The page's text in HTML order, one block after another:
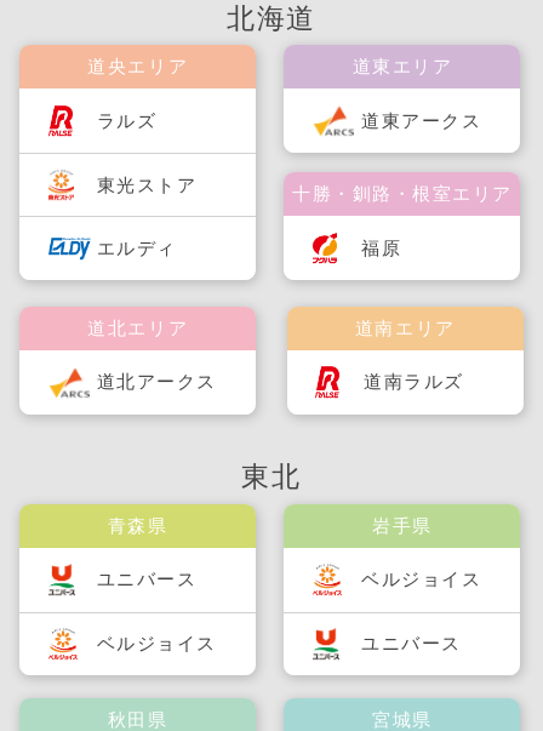
北海道
道央エリア
ラルズ
東光ストア
エルディ
道南エリア
道南ラルズ
道北エリア
道北アークス
道東エリア
道東アークス
十勝・釧路・根室エリア
福原
東北
青森県
ユニバース
ベルジョイス
秋田県
岩手県
ベルジョイス
ユニバース
宮城県